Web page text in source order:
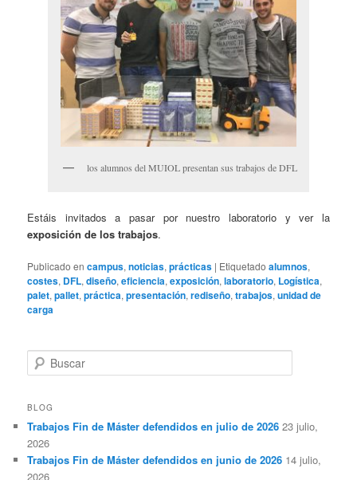
los alumnos del MUIOL presentan sus trabajos de DFL
Estáis invitados a pasar por nuestro laboratorio y ver la
exposición de los trabajos.
Publicado en campus,noticias,prácticas | Etiquetado alumnos,
costes, DFL,diseño,eficiencia,exposición,laboratorio, Logística,
palet,pallet,práctica,presentación,rediseño,trabajos,unidad de
carga
u
c
r
BLOG
Trabajos Fin de Máster defendidos en julio de 2026 23 julio,
2026
Trabajos Fin de Máster defendidos en junio de 2026 14 julio,
2026